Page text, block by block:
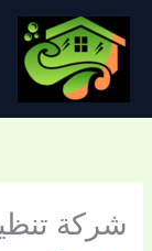
تخطي
المحتوى
شركة